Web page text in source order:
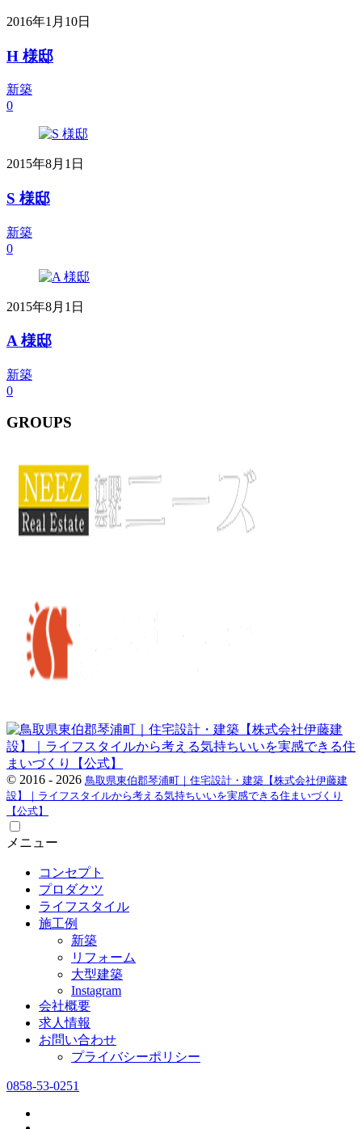
2016年1月10日
H 様邸
新築
0
2015年8月1日
S 様邸
新築
0
2015年8月1日
A 様邸
新築
0
GROUPS
© 2016 - 2026 鳥取県東伯郡琴浦町｜住宅設計・建築【株式会社伊藤建
設】｜ライフスタイルから考える気持ちいいを実感できる住まいづくり
【公式】
メニュー
コンセプト
プロダクツ
ライフスタイル
施工例
新築
リフォーム
大型建築
Instagram
会社概要
求人情報
お問い合わせ
プライバシーポリシー
0858-53-0251